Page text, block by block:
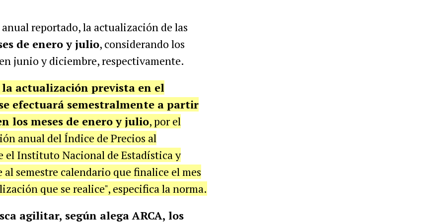
reportado, la actualización de las
de enero y julio, considerando los
junio y diciembre, respectivamente.
actualización prevista en el
efectuará semestralmente a partir
los meses de enero y julio, por el
anual del Índice de Precios al
el Instituto Nacional de Estadística y
semestre calendario que finalice el mes
que se realice", especifica la norma.
agilitar, según alega ARCA, los